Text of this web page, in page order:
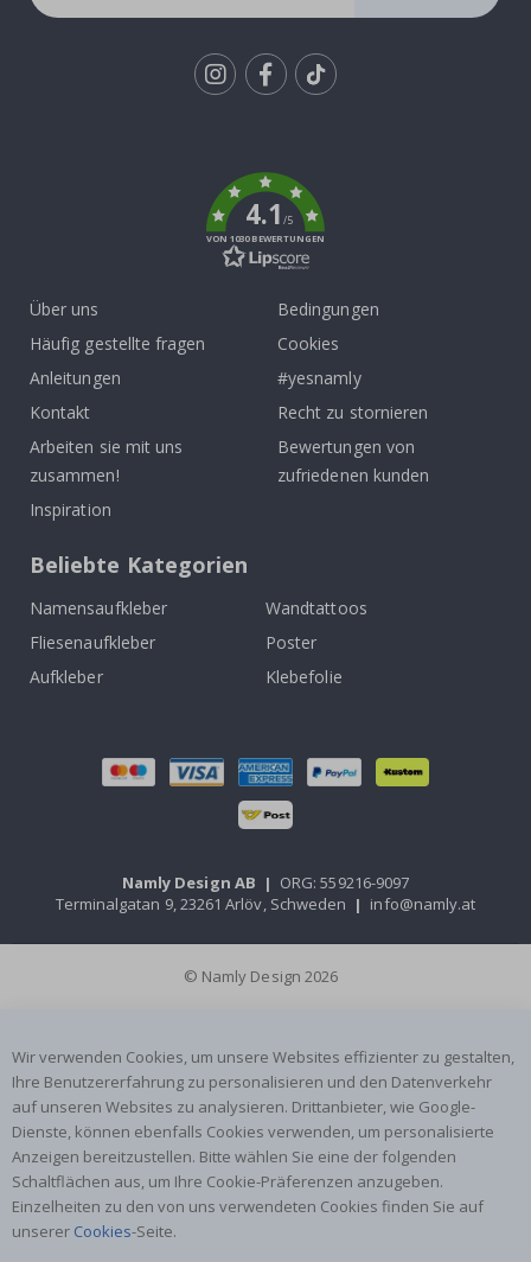
4.1/5
VON 1030 BEWERTUNGEN
Über uns
Häufig gestellte fragen
Anleitungen
Kontakt
Arbeiten sie mit uns
zusammen!
Inspiration
Bedingungen
Cookies
#yesnamly
Recht zu stornieren
Bewertungen von
zufriedenen kunden
Beliebte Kategorien
Namensaufkleber
Wandtattoos
Fliesenaufkleber
Poster
Aufkleber
Klebefolie
Namly Design AB | ORG: 559216-9097
Terminalgatan 9, 23261 Arlöv, Schweden | info@namly.at
© Namly Design 2026
Wir verwenden Cookies, um unsere Websites effizienter zu gestalten,
Ihre Benutzererfahrung zu personalisieren und den Datenverkehr
auf unseren Websites zu analysieren. Drittanbieter, wie Google-
Dienste, können ebenfalls Cookies verwenden, um personalisierte
Anzeigen bereitzustellen. Bitte wählen Sie eine der folgenden
Schaltflächen aus, um Ihre Cookie-Präferenzen anzugeben.
Einzelheiten zu den von uns verwendeten Cookies finden Sie auf
unserer Cookies-Seite.